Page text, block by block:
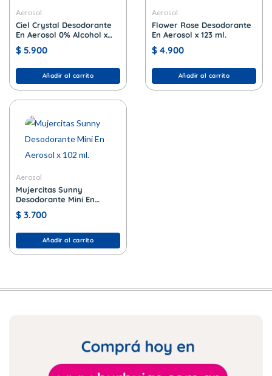
Aerosol
Ciel Crystal Desodorante
En Aerosol 0% Alcohol x
144 ml.
$ 5.900
Añadir al carrito
Aerosol
Flower Rose Desodorante
En Aerosol x 123 ml.
$ 4.900
Añadir al carrito
Aerosol
Mujercitas Sunny
Desodorante Mini En
Aerosol x 102 ml.
$ 3.700
Añadir al carrito